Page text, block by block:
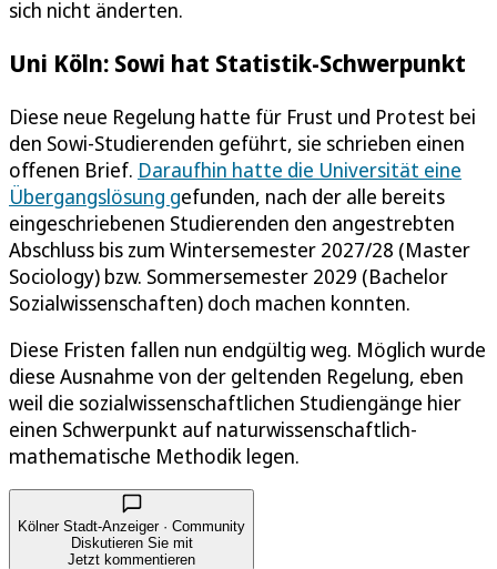
sich nicht änderten.
Uni Köln: Sowi hat Statistik-Schwerpunkt
Diese neue Regelung hatte für Frust und Protest bei
den Sowi-Studierenden geführt, sie schrieben einen
offenen Brief. Daraufhin hatte die Universität eine
Übergangslösung gefunden, nach der alle bereits
eingeschriebenen Studierenden den angestrebten
Abschluss bis zum Wintersemester 2027/28 (Master
Sociology) bzw. Sommersemester 2029 (Bachelor
Sozialwissenschaften) doch machen konnten.
Diese Fristen fallen nun endgültig weg. Möglich wurde
diese Ausnahme von der geltenden Regelung, eben
weil die sozialwissenschaftlichen Studiengänge hier
einen Schwerpunkt auf naturwissenschaftlich-
mathematische Methodik legen.
Kölner Stadt-Anzeiger · Community
Diskutieren Sie mit
Jetzt kommentieren